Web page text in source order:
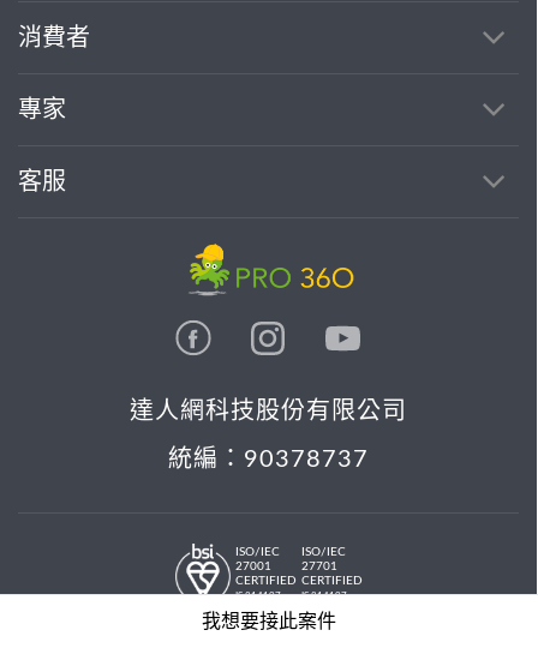
我想要接此案件
消費者
專家
客服
達人網科技股份有限公司
統編：90378737
ISO/IEC
27001
CERTIFIED
IS 814197
ISO/IEC
27701
CERTIFIED
IS 814197
© 2026 PRO36O. All rights reserved.